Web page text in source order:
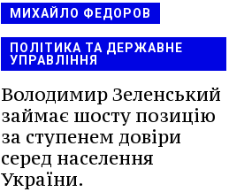
МИХАЙЛО ФЕДОРОВ
ПОЛІТИКА ТА ДЕРЖАВНЕ
УПРАВЛІННЯ
Володимир Зеленський
займає шосту позицію
за ступенем довіри
серед населення
України.